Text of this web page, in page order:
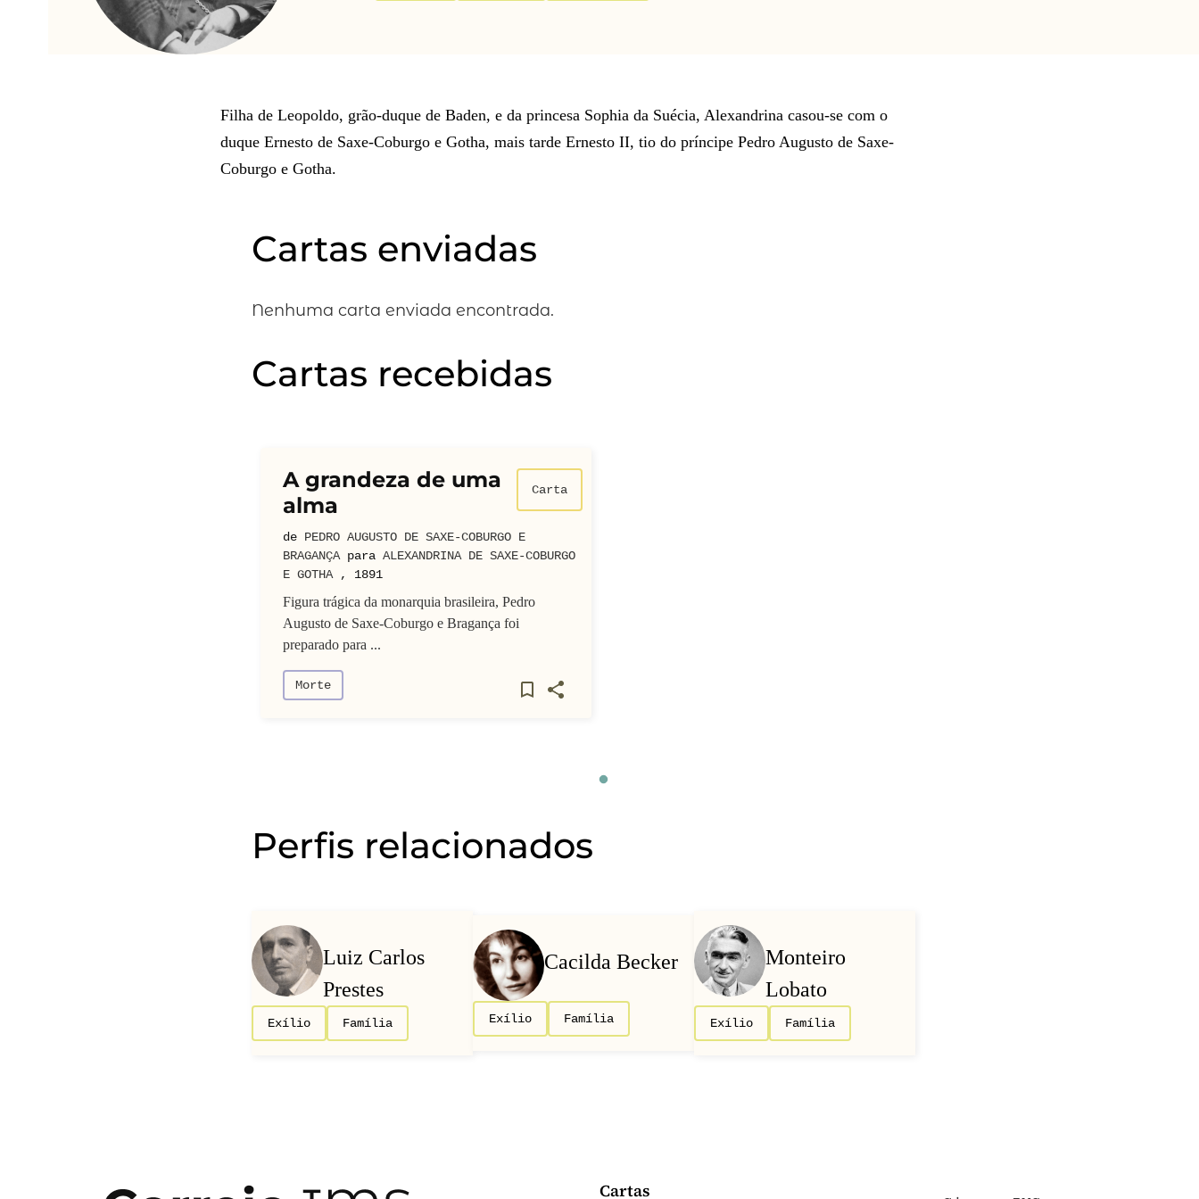
Filha de Leopoldo, grão-duque de Baden, e da princesa Sophia da Suécia, Alexandrina casou-se com o
duque Ernesto de Saxe-Coburgo e Gotha, mais tarde Ernesto II, tio do príncipe Pedro Augusto de Saxe-
Coburgo e Gotha.
Cartas enviadas
Nenhuma carta enviada encontrada.
Cartas recebidas
A grandeza de uma
alma
Carta
de PEDRO AUGUSTO DE SAXE-COBURGO E
BRAGANÇA para ALEXANDRINA DE SAXE-COBURGO
E GOTHA
, 1891
Figura trágica da monarquia brasileira, Pedro
Augusto de Saxe-Coburgo e Bragança foi
preparado para ...
Morte
Perfis relacionados
Luiz Carlos
Prestes
Exílio Família
Cacilda Becker
Exílio Família
Monteiro
Lobato
Exílio Família
Cartas